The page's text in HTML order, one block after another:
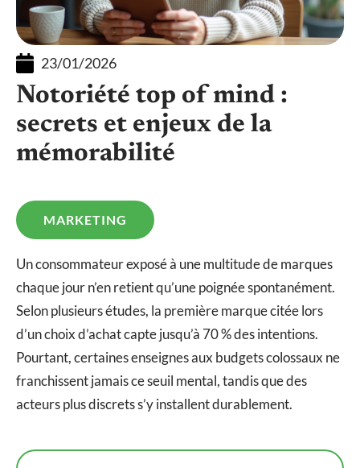
23/01/2026
Notoriété top of mind :
secrets et enjeux de la
mémorabilité
MARKETING
Un consommateur exposé à une multitude de marques
chaque jour n’en retient qu’une poignée spontanément.
Selon plusieurs études, la première marque citée lors
d’un choix d’achat capte jusqu’à 70 % des intentions.
Pourtant, certaines enseignes aux budgets colossaux ne
franchissent jamais ce seuil mental, tandis que des
acteurs plus discrets s’y installent durablement.